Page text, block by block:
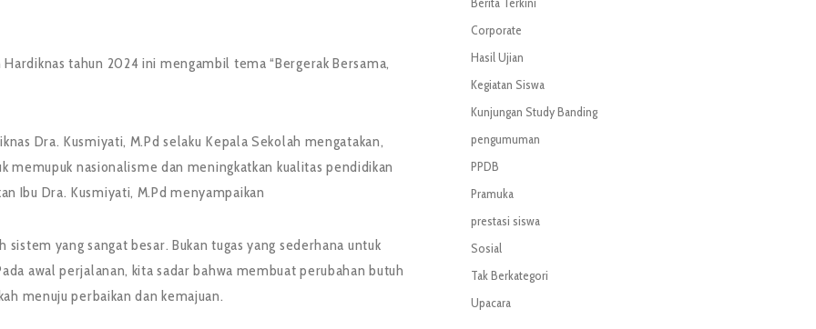
tahun 2024 ini mengambil tema “Bergerak Bersama,
Dra. Kusmiyati, M.Pd selaku Kepala Sekolah mengatakan,
memupuk nasionalisme dan meningkatkan kualitas pendidikan
Ibu Dra. Kusmiyati, M.Pd menyampaikan
yang sangat besar. Bukan tugas yang sederhana untuk
awal perjalanan, kita sadar bahwa membuat perubahan butuh
menuju perbaikan dan kemajuan.
Corporate
Hasil Ujian
Kegiatan Siswa
Kunjungan Study Banding
pengumuman
PPDB
Pramuka
prestasi siswa
Sosial
Tak Berkategori
Upacara